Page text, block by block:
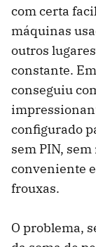
com certa
máquinas
outros
constante.
conseguiu
configurado
sem PIN,
conveniente
frouxas.
O problema,